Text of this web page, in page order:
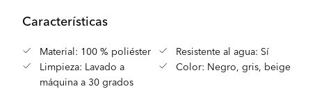
Características
Material: 100 % poliéster
Resistente al agua: Sí
Limpieza: Lavado a
máquina a 30 grados
Color: Negro, gris, beige